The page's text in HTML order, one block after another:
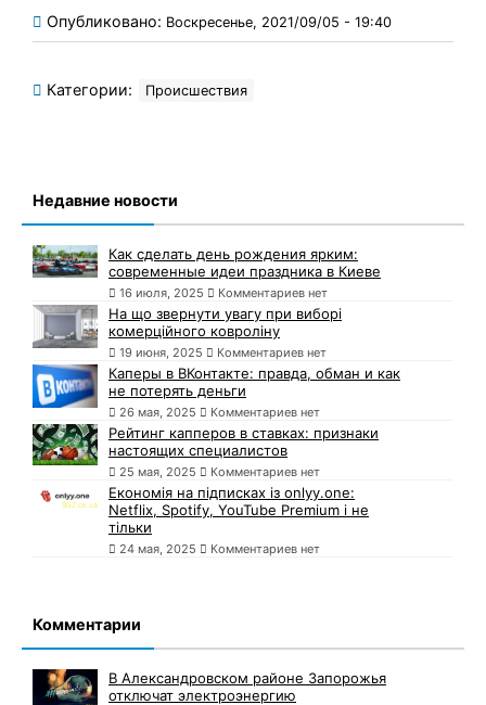
Опубликовано: Воскресенье, 2021/09/05 - 19:40
Категории: Происшествия
Недавние новости
Как сделать день рождения ярким:
современные идеи праздника в Киеве
16 июля, 2025 Комментариев нет
На що звернути увагу при виборі
комерційного ковроліну
19 июня, 2025 Комментариев нет
Каперы в ВКонтакте: правда, обман и как
не потерять деньги
26 мая, 2025 Комментариев нет
Рейтинг капперов в ставках: признаки
настоящих специалистов
25 мая, 2025 Комментариев нет
Економія на підписках із onlyy.one:
Netflix, Spotify, YouTube Premium і не
тільки
24 мая, 2025 Комментариев нет
Комментарии
В Александровском районе Запорожья
отключат электроэнергию